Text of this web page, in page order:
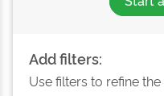
Add filters:
Use filters to refine